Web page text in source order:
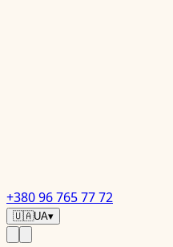
+380 96 765 77 72
🇺🇦UA▾